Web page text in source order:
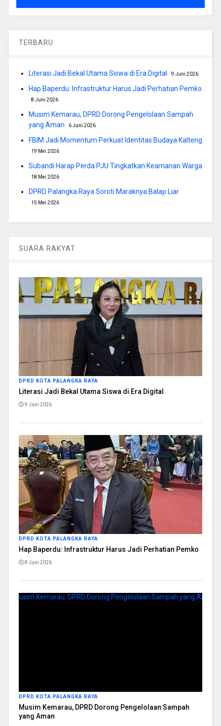
TERBARU
Literasi Jadi Bekal Utama Siswa di Era Digital 9 Juni 2026
Hap Baperdu: Infrastruktur Harus Jadi Perhatian Pemko
8 Juni 2026
Musim Kemarau, DPRD Dorong Pengelolaan Sampah
yang Aman
6 Juni 2026
FBIM Jadi Momentum Perkuat Identitas Budaya Kalteng
19 Mei 2026
Subandi Harap Perda PJU Tingkatkan Keamanan Warga
18 Mei 2026
DPRD Palangka Raya Soroti Maraknya Balap Liar
15 Mei 2026
SUARA RAKYAT
DPRD KOTA PALANGKA RAYA
Literasi Jadi Bekal Utama Siswa di Era Digital
9 Juni 2026
DPRD KOTA PALANGKA RAYA
Hap Baperdu: Infrastruktur Harus Jadi Perhatian Pemko
8 Juni 2026
DPRD KOTA PALANGKA RAYA
Musim Kemarau, DPRD Dorong Pengelolaan Sampah
yang Aman